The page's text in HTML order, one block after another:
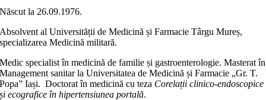
Născut la 26.09.1976.
Absolvent al Universității de Medicină și Farmacie Târgu Mureș,
specializarea Medicină militară.
Medic specialist în medicină de familie și gastroenterologie. Masterat în
Management sanitar la Universitatea de Medicină și Farmacie „Gr. T.
Popa” Iași. Doctorat în medicină cu teza Corelații clinico-endoscopice
și ecografice în hipertensiunea portală.